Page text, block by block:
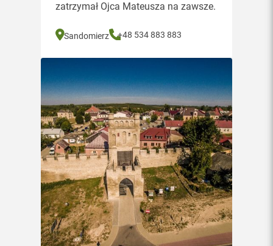
zatrzymał Ojca Mateusza na zawsze.
Sandomierz +48 534 883 883